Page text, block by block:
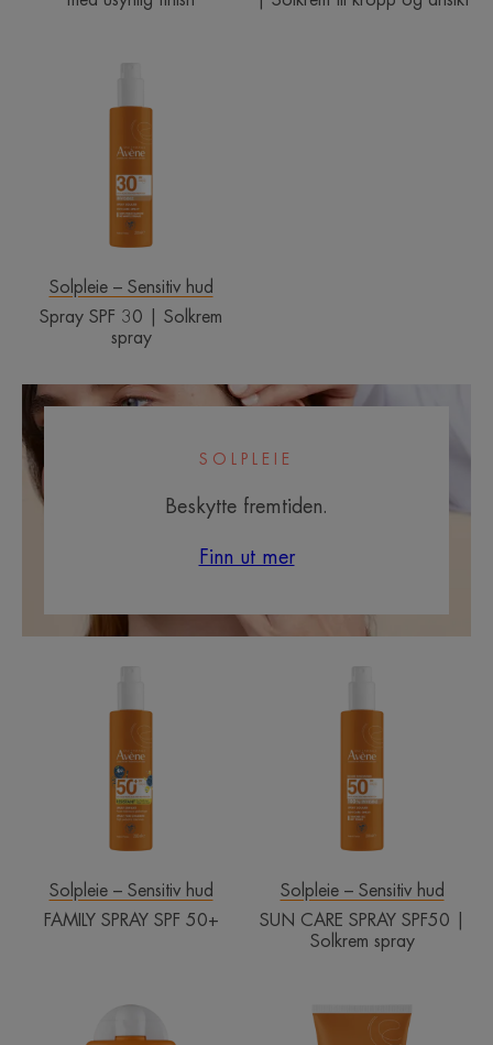
30
Solkrem
spray
Solpleie – Sensitiv hud
Spray SPF 30 | Solkrem
spray
SOLPLEIE
Beskytte fremtiden.
Finn ut mer
SPF
Solpleie – Sensitiv hud
FAMILY SPRAY SPF 50+
SPRAY
|
Solkrem
spray
Solpleie – Sensitiv hud
SUN CARE SPRAY SPF50 |
Solkrem spray
Ultra
PROTECT